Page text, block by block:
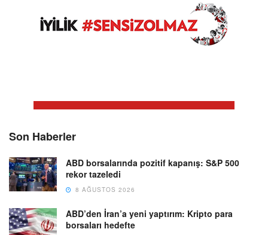
Son Haberler
ABD borsalarında pozitif kapanış: S&P 500
rekor tazeledi
8 AĞUSTOS 2026
ABD’den İran’a yeni yaptırım: Kripto para
borsaları hedefte